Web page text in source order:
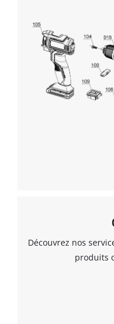
Découvrez nos
produits